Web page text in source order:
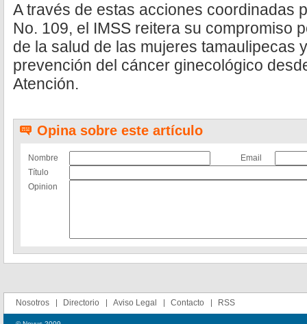
A través de estas acciones coordinadas
No. 109, el IMSS reitera su compromiso
de la salud de las mujeres tamaulipecas
prevención del cáncer ginecológico
Atención.
Opina sobre este artículo
Nombre
Email
Título
Opinion
Nosotros Directorio Aviso Legal Contacto RSS